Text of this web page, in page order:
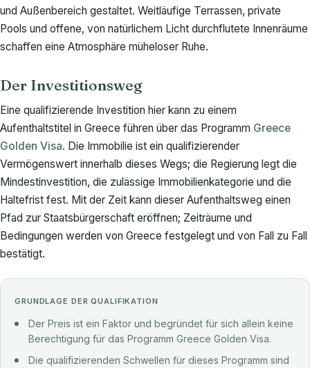
und Außenbereich gestaltet. Weitläufige Terrassen, private
Pools und offene, von natürlichem Licht durchflutete Innenräume
schaffen eine Atmosphäre müheloser Ruhe.
Der Investitionsweg
Eine qualifizierende Investition hier kann zu einem
Aufenthaltstitel in Greece führen über das Programm Greece
Golden Visa. Die Immobilie ist ein qualifizierender
Vermögenswert innerhalb dieses Wegs; die Regierung legt die
Mindestinvestition, die zulässige Immobilienkategorie und die
Haltefrist fest. Mit der Zeit kann dieser Aufenthaltsweg einen
Pfad zur Staatsbürgerschaft eröffnen; Zeiträume und
Bedingungen werden von Greece festgelegt und von Fall zu Fall
bestätigt.
GRUNDLAGE DER QUALIFIKATION
Der Preis ist ein Faktor und begründet für sich allein keine
Berechtigung für das Programm Greece Golden Visa.
Die qualifizierenden Schwellen für dieses Programm sind